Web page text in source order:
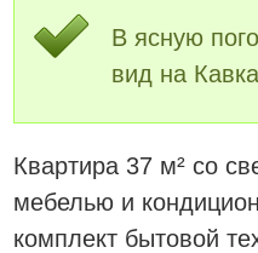
В ясную
вид на
Квартира 37 м² со
мебелью и
комплект бытовой